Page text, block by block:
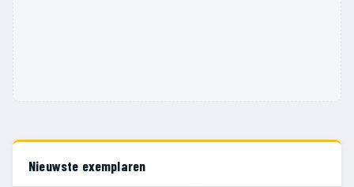
Nieuwste exemplaren